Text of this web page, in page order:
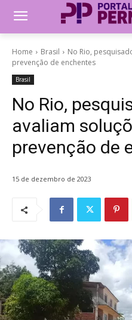
Home Brasil
No Rio,
prevenção de enchentes
Brasil
No Rio,
avaliam
prevenção de
15 de dezembro de 2023